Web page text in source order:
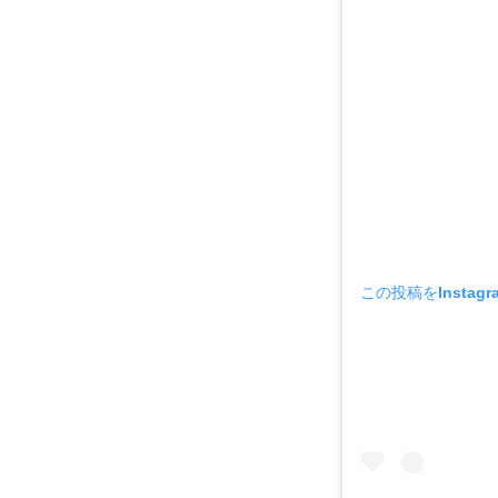
この投稿を